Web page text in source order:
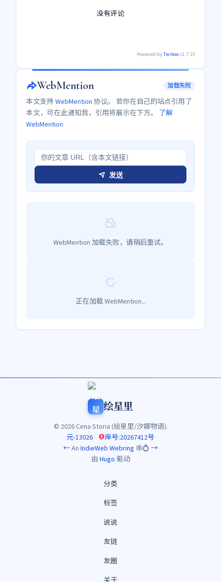
没有评论
Powered byTwikoov1.7.15
WebMention 加载失败
本文支持 WebMention 协议。 若你在自己的站点引用了
本文，可在此通知我，引用将展示在下方。 了解
WebMention
发送
WebMention 加载失败，请稍后重试。
正在加载 WebMention...
绘星里
© 2026 Cena Storia (绘星里/汐娜物语).
元-13026
岸号:20267412号
←An IndieWeb Webring 🕸💍 →
由 Hugo 驱动
分类
标签
说说
友链
友圈